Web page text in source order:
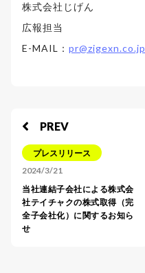
株式会社じげん
広報担当
E-MAIL： pr@zigexn.co.jp
PREV
プレスリリース
2024/3/21
当社連結子会社による株式会
社テイチャクの株式取得（完
全子会社化）に関するお知ら
せ